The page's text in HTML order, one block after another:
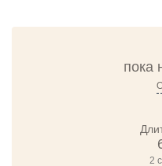
пока
2